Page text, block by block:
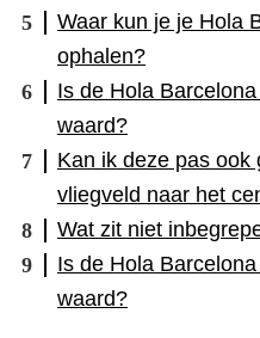
Waar kun je je Hola
ophalen?
Is de Hola
waard?
Kan ik deze pas ook
vliegveld naar het
Wat zit niet
Is de Hola
waard?